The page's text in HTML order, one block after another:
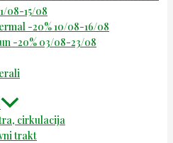
08-15/08
-20% 10/08-16/08
-20% 03/08-23/08
cirkulacija
trakt